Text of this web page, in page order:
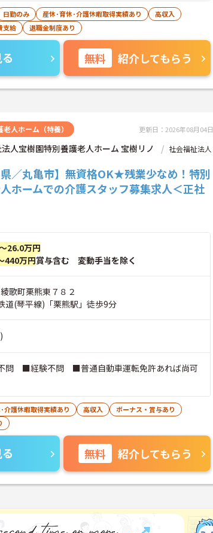
日勤のみ 産休･育休･介護休暇取得実績あり
高収入
支給 退職金制度あり
無料 紹介してもらう
老人ホーム（特養） 更新日：2026年08月04日
人宝樹園特別養護老人ホーム 宝樹リノ
社会福祉法人
県／丸亀市】無資格OK★残業少なめ！特別
ホームでの介護スタッフ募集求人＜正社
26.0万円
440万円賞与含む 変動手当を除く
歌町栗熊東７８２
道(琴平線)「栗熊駅」徒歩9分
問 ■経験不問 ■普通自動車運転免許あれば尚可
介護休暇取得実績あり 高収入
ボーナス・賞与あり
無料 紹介してもらう